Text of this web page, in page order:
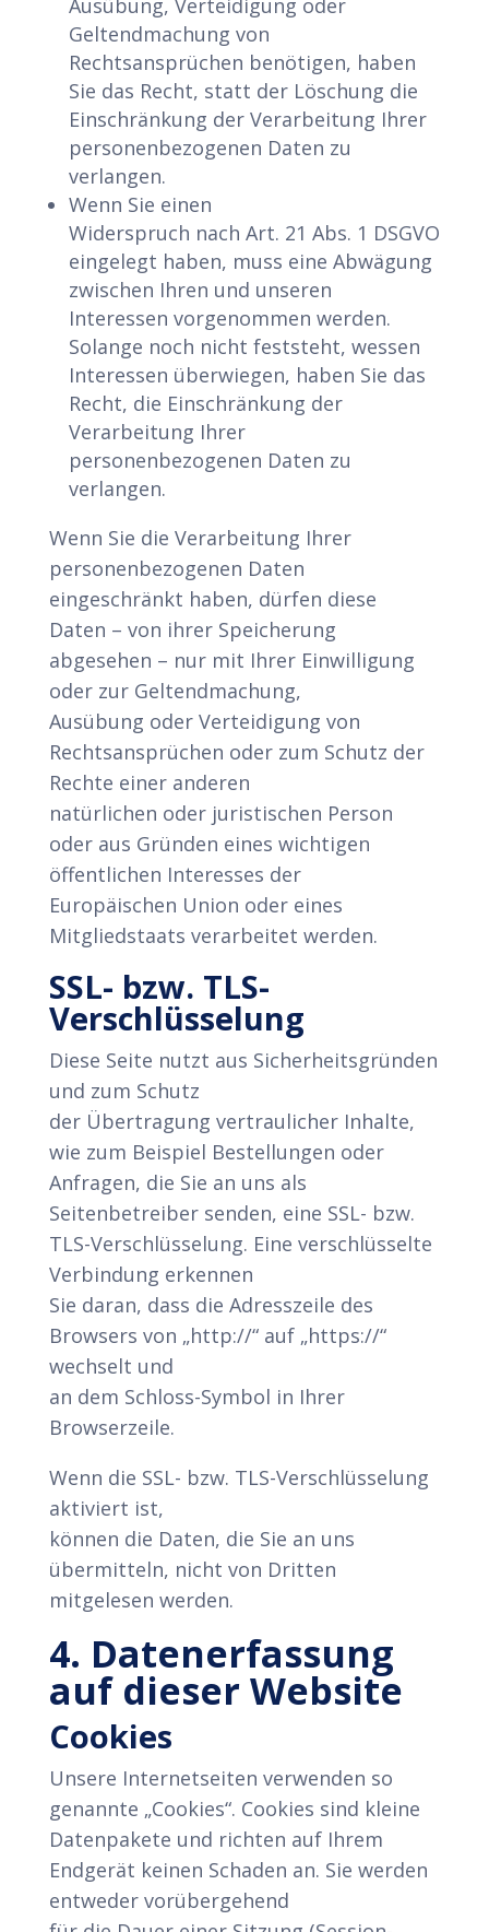
Ausübung, Verteidigung oder
Geltendmachung von
Rechtsansprüchen benötigen, haben
Sie das Recht, statt der Löschung die
Einschränkung der Verarbeitung Ihrer
personenbezogenen Daten zu
verlangen.
Wenn Sie einen
Widerspruch nach Art. 21 Abs. 1 DSGVO
eingelegt haben, muss eine Abwägung
zwischen Ihren und unseren
Interessen vorgenommen werden.
Solange noch nicht feststeht, wessen
Interessen überwiegen, haben Sie das
Recht, die Einschränkung der
Verarbeitung Ihrer
personenbezogenen Daten zu
verlangen.
Wenn Sie die Verarbeitung Ihrer
personenbezogenen Daten
eingeschränkt haben, dürfen diese
Daten – von ihrer Speicherung
abgesehen – nur mit Ihrer Einwilligung
oder zur Geltendmachung,
Ausübung oder Verteidigung von
Rechtsansprüchen oder zum Schutz der
Rechte einer anderen
natürlichen oder juristischen Person
oder aus Gründen eines wichtigen
öffentlichen Interesses der
Europäischen Union oder eines
Mitgliedstaats verarbeitet werden.
SSL- bzw. TLS-
Verschlüsselung
Diese Seite nutzt aus Sicherheitsgründen
und zum Schutz
der Übertragung vertraulicher Inhalte,
wie zum Beispiel Bestellungen oder
Anfragen, die Sie an uns als
Seitenbetreiber senden, eine SSL- bzw.
TLS-Verschlüsselung. Eine verschlüsselte
Verbindung erkennen
Sie daran, dass die Adresszeile des
Browsers von „http://“ auf „https://“
wechselt und
an dem Schloss-Symbol in Ihrer
Browserzeile.
Wenn die SSL- bzw. TLS-Verschlüsselung
aktiviert ist,
können die Daten, die Sie an uns
übermitteln, nicht von Dritten
mitgelesen werden.
4. Datenerfassung
auf dieser Website
Cookies
Unsere Internetseiten verwenden so
genannte „Cookies“. Cookies sind kleine
Datenpakete und richten auf Ihrem
Endgerät keinen Schaden an. Sie werden
entweder vorübergehend